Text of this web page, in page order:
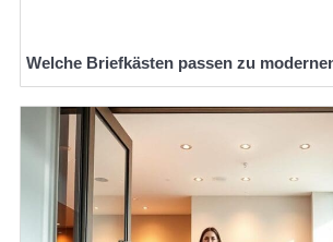
Welche Briefkästen passen zu